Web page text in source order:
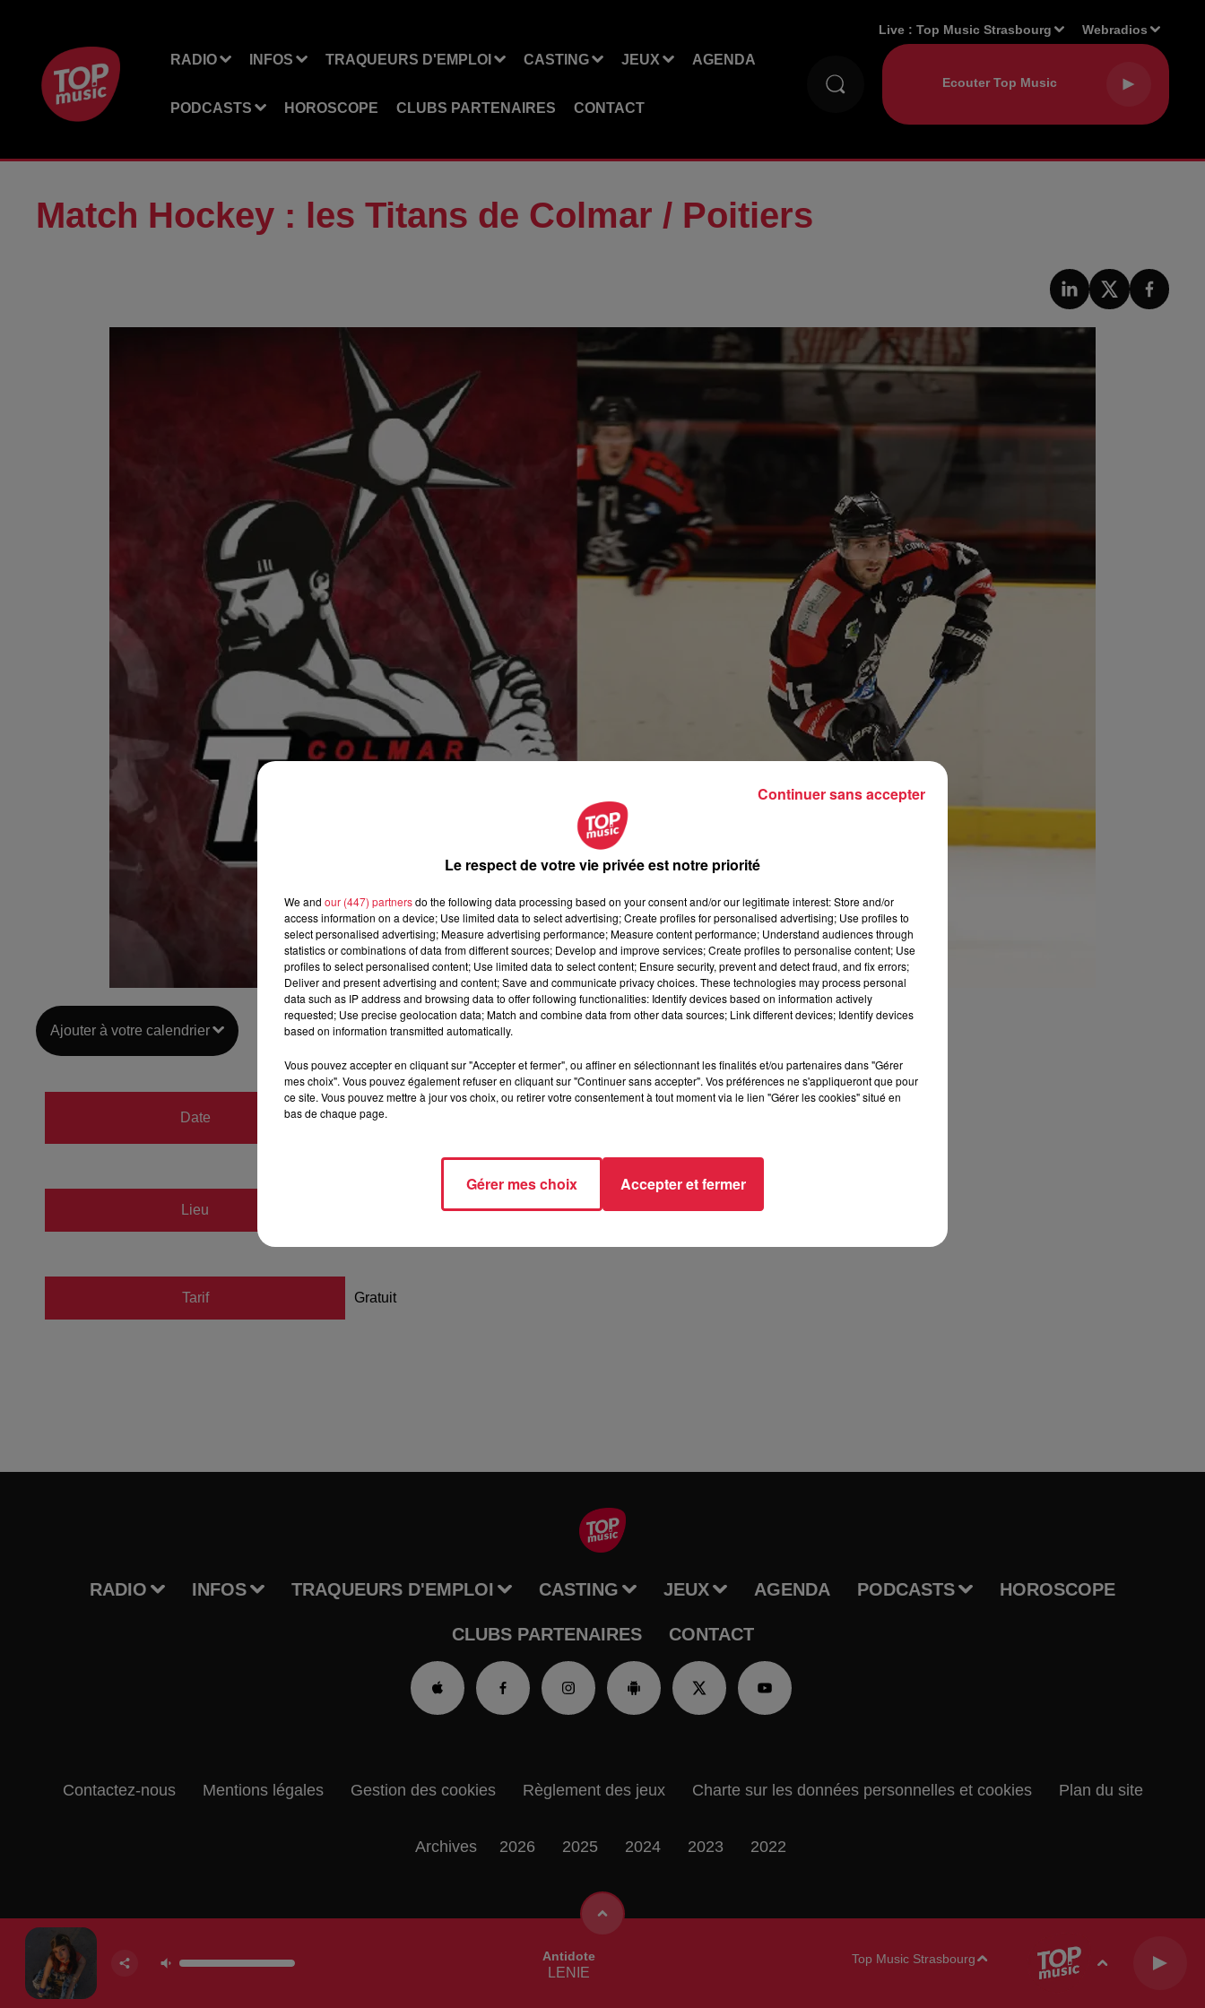
RADIO INFOS TRAQUEURS D'EMPLOI CASTING JEUX AGENDA
PODCASTS HOROSCOPE CLUBS PARTENAIRES CONTACT
Live :Top Music Strasbourg Webradios
Match Hockey : les Titans de Colmar / Poitiers
Ajouter à votre calendrier
Date
du12 décembre 2020 à 0h00
Lieu Patinoire - COLMAR (68)
Tarif Gratuit
RADIO INFOS TRAQUEURS D'EMPLOI CASTING JEUX AGENDA PODCASTS HOROSCOPE
CLUBS PARTENAIRES CONTACT
Antidote
LENIE
Top Music Strasbourg
Contactez-nous Mentions légales Gestion des cookies Règlement des jeux Charte sur les données personnelles et cookies Plan du site
Archives 2026 2025 2024 2023 2022
Le respect de votre vie privée est notre priorité
We and our (447) partnersdo the following data processing based on your consent and/or our legitimate interest: Store and/or
access information on a device; Use limited data to select advertising; Create profiles for personalised advertising; Use profiles to
select personalised advertising; Measure advertising performance; Measure content performance; Understand audiences through
statistics or combinations of data from different sources; Develop and improve services; Create profiles to personalise content; Use
profiles to select personalised content; Use limited data to select content; Ensure security, prevent and detect fraud, and fix errors;
Deliver and present advertising and content; Save and communicate privacy choices. These technologies may process personal
data such as IP address and browsing data to offer following functionalities: Identify devices based on information actively
requested; Use precise geolocation data; Match and combine data from other data sources; Link different devices; Identify devices
based on information transmitted automatically.
Vous pouvez accepter en cliquant sur "Accepter et fermer", ou affiner en sélectionnant les finalités et/ou partenaires dans "Gérer
mes choix". Vous pouvez également refuser en cliquant sur "Continuer sans accepter". Vos préférences ne s'appliqueront que pour
ce site. Vous pouvez mettre à jour vos choix, ou retirer votre consentement à tout moment via le lien "Gérer les cookies" situé en
bas de chaque page.
Gérer mes choix Accepter et fermer
Continuer sans accepter